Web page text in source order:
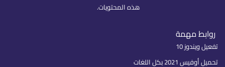
هذه المحتويات.
روابط مهمة
تفعيل ويندوز 10
تحميل أوفيس 2021 بكل اللغات